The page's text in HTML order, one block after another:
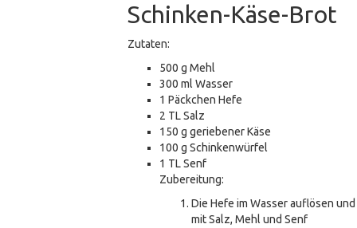
Schinken-Käse-Brot
Zutaten:
500 g Mehl
300 ml Wasser
1 Päckchen Hefe
2 TL Salz
150 g geriebener Käse
100 g Schinkenwürfel
1 TL Senf
Zubereitung:
Die Hefe im Wasser auflösen und
mit Salz, Mehl und Senf